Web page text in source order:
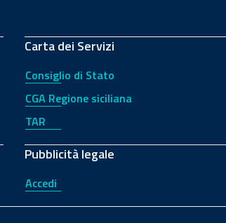
Carta dei Servizi
Consiglio di Stato
CGA Regione siciliana
TAR
Pubblicità legale
Accedi